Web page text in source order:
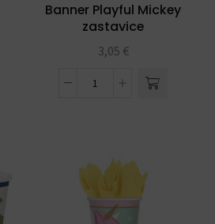
Banner Playful Mickey
zastavice
3,05 €